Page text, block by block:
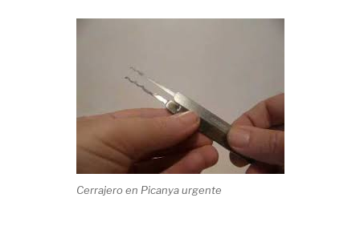
Cerrajero en Picanya urgente